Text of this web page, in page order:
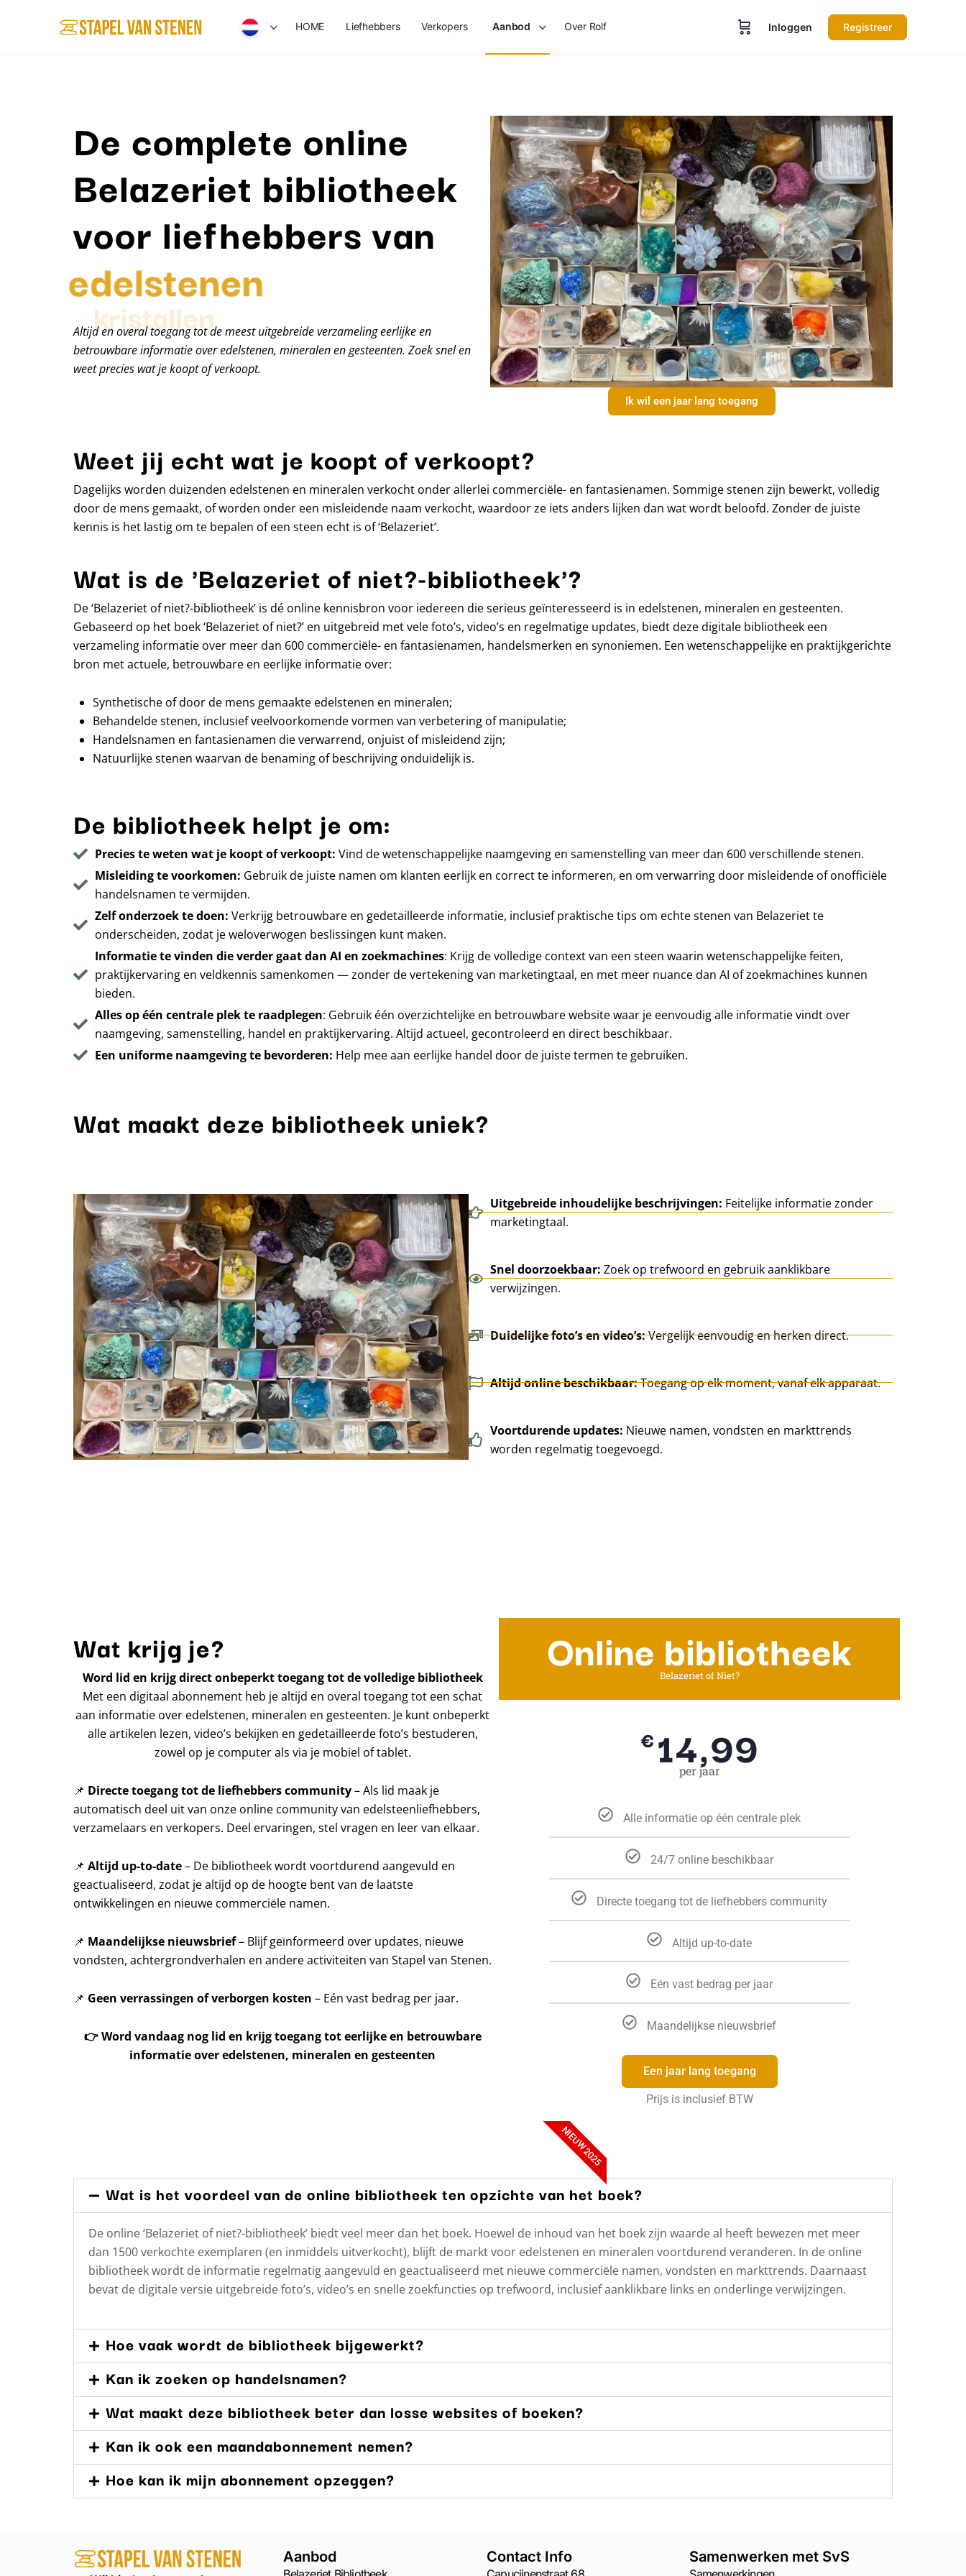
HOME Liefhebbers Verkopers Aanbod Over Rolf Inloggen Registreer
De complete online
Belazeriet bibliotheek
voor liefhebbers van
edelstenen
Altijd en overal toegang tot de meest uitgebreide verzameling eerlijke en
betrouwbare informatie over edelstenen, mineralen en gesteenten. Zoek snel en
weet precies wat je koopt of verkoopt.
Ik wil een jaar lang toegang
Weet jij echt wat je koopt of verkoopt?
Dagelijks worden duizenden edelstenen en mineralen verkocht onder allerlei commerciële- en fantasienamen. Sommige stenen zijn bewerkt, volledig
door de mens gemaakt, of worden onder een misleidende naam verkocht, waardoor ze iets anders lijken dan wat wordt beloofd. Zonder de juiste
kennis is het lastig om te bepalen of een steen echt is of ‘Belazeriet’.
Wat is de 'Belazeriet of niet?-bibliotheek'?
De ‘Belazeriet of niet?-bibliotheek’ is dé online kennisbron voor iedereen die serieus geïnteresseerd is in edelstenen, mineralen en gesteenten.
Gebaseerd op het boek ‘Belazeriet of niet?’ en uitgebreid met vele foto’s, video’s en regelmatige updates, biedt deze digitale bibliotheek een
verzameling informatie over meer dan 600 commerciële- en fantasienamen, handelsmerken en synoniemen. Een wetenschappelijke en praktijkgerichte
bron met actuele, betrouwbare en eerlijke informatie over:
Synthetische of door de mens gemaakte edelstenen en mineralen;
Behandelde stenen, inclusief veelvoorkomende vormen van verbetering of manipulatie;
Handelsnamen en fantasienamen die verwarrend, onjuist of misleidend zijn;
Natuurlijke stenen waarvan de benaming of beschrijving onduidelijk is.
De bibliotheek helpt je om:
Precies te weten wat je koopt of verkoopt: Vind de wetenschappelijke naamgeving en samenstelling van meer dan 600 verschillende stenen.
Misleiding te voorkomen: Gebruik de juiste namen om klanten eerlijk en correct te informeren, en om verwarring door misleidende of onofficiële
handelsnamen te vermijden.
Zelf onderzoek te doen: Verkrijg betrouwbare en gedetailleerde informatie, inclusief praktische tips om echte stenen van Belazeriet te
onderscheiden, zodat je weloverwogen beslissingen kunt maken.
Informatie te vinden die verder gaat dan AI en zoekmachines: Krijg de volledige context van een steen waarin wetenschappelijke feiten,
praktijkervaring en veldkennis samenkomen — zonder de vertekening van marketingtaal, en met meer nuance dan AI of zoekmachines kunnen
bieden.
Alles op één centrale plek te raadplegen: Gebruik één overzichtelijke en betrouwbare website waar je eenvoudig alle informatie vindt over
naamgeving, samenstelling, handel en praktijkervaring. Altijd actueel, gecontroleerd en direct beschikbaar.
Een uniforme naamgeving te bevorderen: Help mee aan eerlijke handel door de juiste termen te gebruiken.
Wat maakt deze bibliotheek uniek?
Uitgebreide inhoudelijke beschrijvingen: Feitelijke informatie zonder
marketingtaal.
Snel doorzoekbaar: Zoek op trefwoord en gebruik aanklikbare
verwijzingen.
Duidelijke foto’s en video’s:Vergelijk eenvoudig en herken direct.
Altijd online beschikbaar:Toegang op elk moment, vanaf elk apparaat.
Voortdurende updates: Nieuwe namen, vondsten en markttrends
worden regelmatig toegevoegd.
Wat krijg je?
Word lid en krijg direct onbeperkt toegang tot de volledige bibliotheek
Met een digitaal abonnement heb je altijd en overal toegang tot een schat
aan informatie over edelstenen, mineralen en gesteenten. Je kunt onbeperkt
alle artikelen lezen, video’s bekijken en gedetailleerde foto’s bestuderen,
zowel op je computer als via je mobiel of tablet.
📌 Directe toegang tot de liefhebbers community– Als lid maak je
automatisch deel uit van onze online community van edelsteenliefhebbers,
verzamelaars en verkopers. Deel ervaringen, stel vragen en leer van elkaar.
📌 Altijd up-to-date– De bibliotheek wordt voortdurend aangevuld en
geactualiseerd, zodat je altijd op de hoogte bent van de laatste
ontwikkelingen en nieuwe commerciële namen.
📌 Maandelijkse nieuwsbrief– Blijf geïnformeerd over updates, nieuwe
vondsten, achtergrondverhalen en andere activiteiten van Stapel van Stenen.
📌 Geen verrassingen of verborgen kosten – Eén vast bedrag per jaar.
👉Word vandaag nog lid en krijg toegang tot eerlijke en betrouwbare
informatie over edelstenen, mineralen en gesteenten
Online bibliotheek
Belazeriet of Niet?
€14,99
per jaar
Alle informatie op één centrale plek
24/7 online beschikbaar
Directe toegang tot de liefhebbers community
Altijd up-to-date
Eén vast bedrag per jaar
Maandelijkse nieuwsbrief
Een jaar lang toegang
Prijs is inclusief BTW
NIEUW 2025
Wat is het voordeel van de online bibliotheek ten opzichte van het boek?
De online ‘Belazeriet of niet?-bibliotheek’ biedt veel meer dan het boek. Hoewel de inhoud van het boek zijn waarde al heeft bewezen met meer
dan 1500 verkochte exemplaren (en inmiddels uitverkocht), blijft de markt voor edelstenen en mineralen voortdurend veranderen. In de online
bibliotheek wordt de informatie regelmatig aangevuld en geactualiseerd met nieuwe commerciële namen, vondsten en markttrends. Daarnaast
bevat de digitale versie uitgebreide foto’s, video’s en snelle zoekfuncties op trefwoord, inclusief aanklikbare links en onderlinge verwijzingen.
Hoe vaak wordt de bibliotheek bijgewerkt?
Kan ik zoeken op handelsnamen?
Wat maakt deze bibliotheek beter dan losse websites of boeken?
Kan ik ook een maandabonnement nemen?
Hoe kan ik mijn abonnement opzeggen?
Aanbod Contact Info Samenwerken met SvS